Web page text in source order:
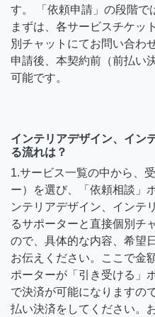
す。 「依頼申請」の段階で
まずは、各サービスチケッ
別チャットにてお問い合わ
申請後、本契約前（前払い
可能です。
インテリアデザイン、イン
る流れは？
1.サービス一覧の中から、
ー）を選び、「依頼相談」
ンテリアデザイン、インテ
るサポーターと直接個別チ
ので、具体的な内容、希望
お伝えください。ここで金
ポーターが「引き受ける」
で決済が可能になりますの
払い決済をしてください。